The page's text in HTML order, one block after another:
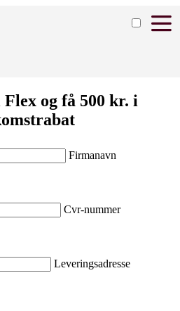
og få 500 kr. i
Firmanavn
Cvr-nummer
Leveringsadresse